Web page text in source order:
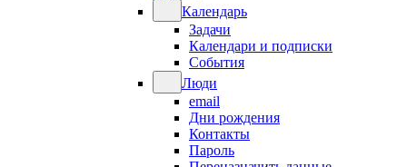
Календарь
Задачи
Календари и подписки
События
Люди
email
Дни рождения
Контакты
Пароль